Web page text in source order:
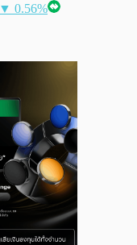
▼ 0.56%